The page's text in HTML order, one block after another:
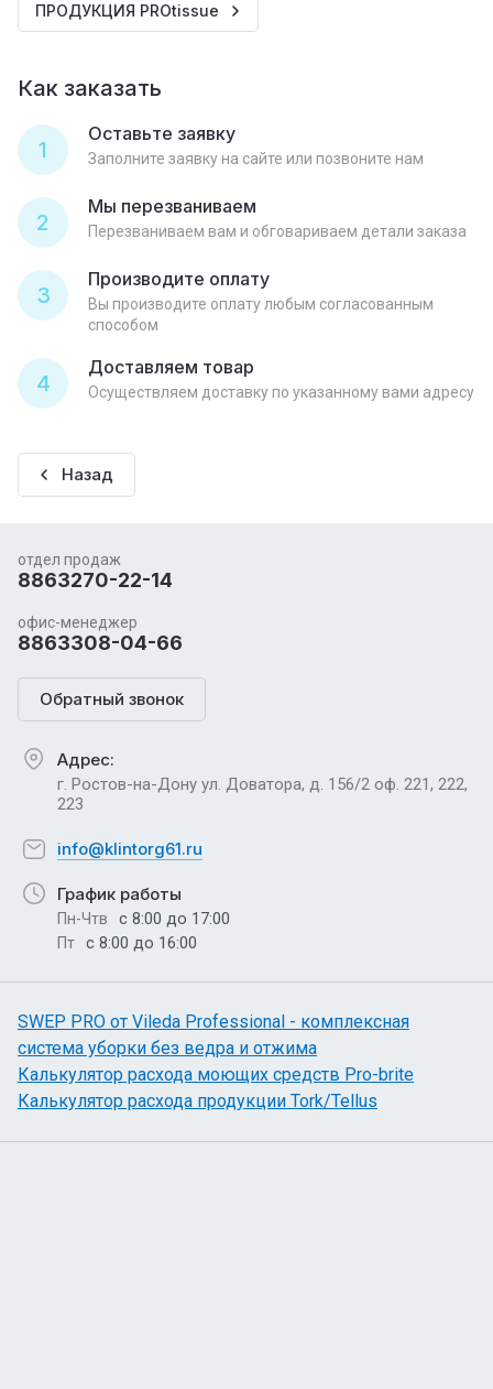
ПРОДУКЦИЯ PROtissue
Как заказать
1
Оставьте заявку
Заполните заявку на сайте или позвоните нам
2
Мы перезваниваем
Перезваниваем вам и обговариваем детали заказа
3
Производите оплату
Вы производите оплату любым согласованным
способом
4
Доставляем товар
Осуществляем доставку по указанному вами адресу
Назад
отдел продаж
8863270-22-14
офис-менеджер
8863308-04-66
Обратный звонок
Адрес:
г. Ростов-на-Дону ул. Доватора, д. 156/2 оф. 221, 222,
223
info@klintorg61.ru
График работы
Пн-Чтв с 8:00 до 17:00
Пт с 8:00 до 16:00
SWEP PRO от Vileda Professional - комплексная
система уборки без ведра и отжима
Калькулятор расхода моющих средств Pro-brite
Калькулятор расхода продукции Tork/Tellus